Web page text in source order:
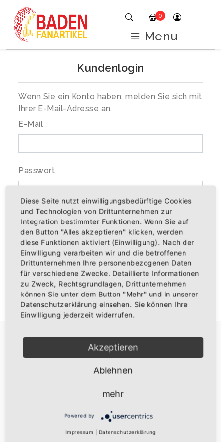
Kundenlogin
Wenn Sie ein Konto haben, melden Sie sich mit
Ihrer E-Mail-Adresse an.
E-Mail
Passwort
Passwort vergessen?
ANMELDEN
Don't have an account?Ein Konto erstellen
Die besten Baden Fanartikel
0
Menu
Diese Seite nutzt einwilligungsbedürftige Cookies
und Technologien von Drittunternehmen zur
Integration bestimmter Funktionen. Wenn Sie auf
den Button "Alles akzeptieren" klicken, werden
diese Funktionen aktiviert (Einwilligung). Nach der
Einwilligung verarbeiten wir und die betroffenen
Drittunternehmen Ihre personenbezogenen Daten
für verschiedene Zwecke. Detaillierte Informationen
zu Zweck, Rechtsgrundlagen, Drittunternehmen
können Sie unter dem Button "Mehr" und in unserer
Datenschutzerklärung einsehen. Sie können Ihre
Einwilligung jederzeit widerrufen.
Akzeptieren
Ablehnen
mehr
Powered by
Impressum Datenschutzerklärung